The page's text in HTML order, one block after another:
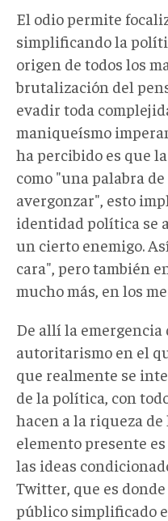
El odio permite
simplificando la
origen de todos los
brutalización del
evadir toda
maniqueísmo
ha percibido es que
como "una palabra
avergonzar", esto
identidad política se
un cierto enemigo.
cara", pero también
mucho más, en los
De allí la
autoritarismo en el
que realmente se
de la política, con
hacen a la riqueza
elemento presente
las ideas
Twitter, que es
público simplificado